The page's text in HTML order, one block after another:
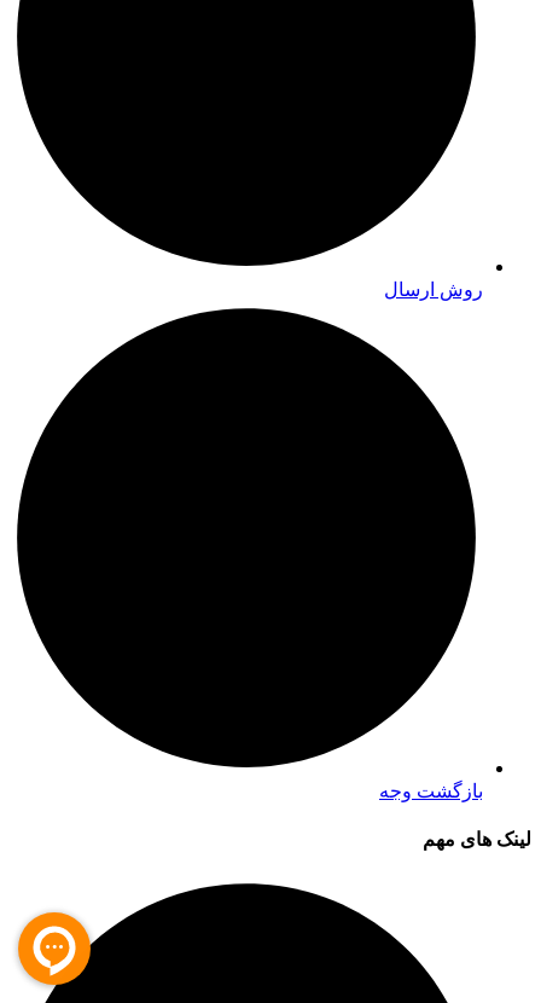
روش ارسال
بازگشت وجه
لینک های مهم